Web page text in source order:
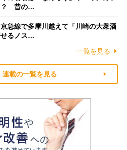
？ 昔の…
急線で多摩川越えて「川崎の大衆酒
るノス…
一覧を見る
連載の一覧を見る